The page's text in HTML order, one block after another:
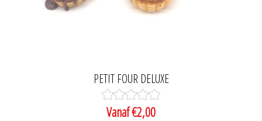
PETIT FOUR DELUXE
Vanaf €2,00